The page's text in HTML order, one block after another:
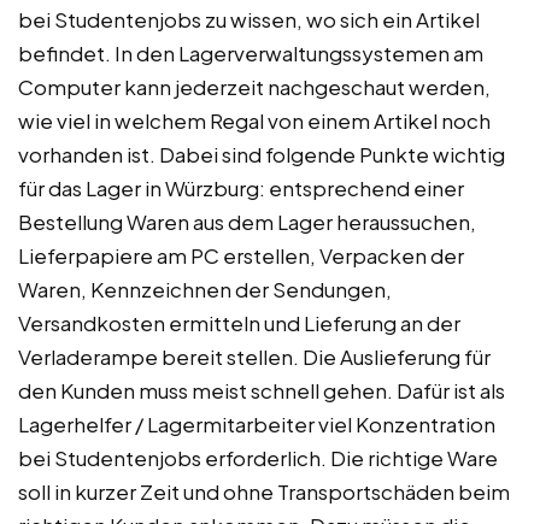
bei Studentenjobs zu wissen, wo sich ein Artikel
befindet. In den Lagerverwaltungssystemen am
Computer kann jederzeit nachgeschaut werden,
wie viel in welchem Regal von einem Artikel noch
vorhanden ist. Dabei sind folgende Punkte wichtig
für das Lager in Würzburg: entsprechend einer
Bestellung Waren aus dem Lager heraussuchen,
Lieferpapiere am PC erstellen, Verpacken der
Waren, Kennzeichnen der Sendungen,
Versandkosten ermitteln und Lieferung an der
Verladerampe bereit stellen. Die Auslieferung für
den Kunden muss meist schnell gehen. Dafür ist als
Lagerhelfer / Lagermitarbeiter viel Konzentration
bei Studentenjobs erforderlich. Die richtige Ware
soll in kurzer Zeit und ohne Transportschäden beim